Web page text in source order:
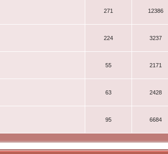
271 12386
224 3237
55 2171
63 2428
95 6684